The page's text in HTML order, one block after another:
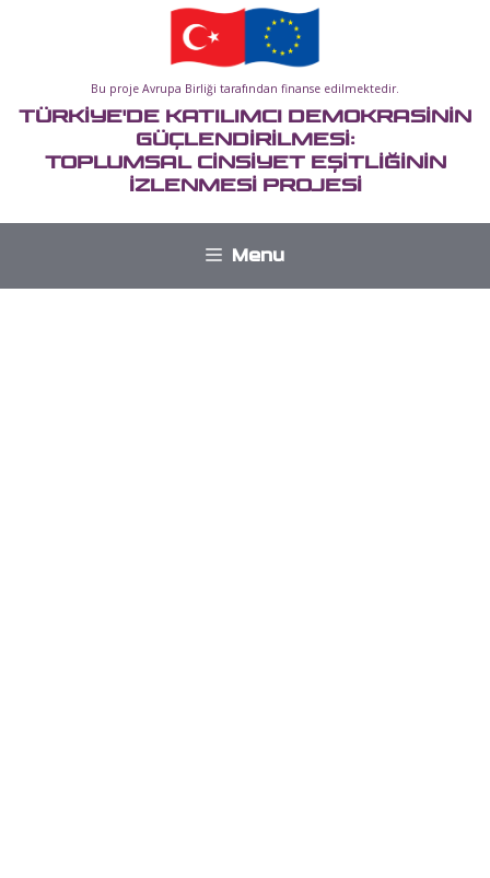
Bu proje Avrupa Birliği tarafından finanse edilmektedir.
TÜRKİYE'DE KATILIMCI DEMOKRASİNİN
GÜÇLENDİRİLMESİ:
TOPLUMSAL CİNSİYET EŞİTLİĞİNİN
İZLENMESİ PROJESİ
Menu